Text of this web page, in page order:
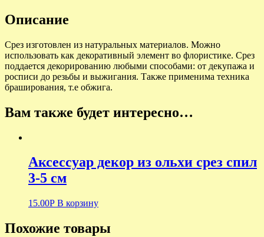
Описание
Срез изготовлен из натуральных материалов. Можно
использовать как декоративный элемент во флористике. Срез
поддается декорированию любыми способами: от декупажа и
росписи до резьбы и выжигания. Также применима техника
браширования, т.е обжига.
Вам также будет интересно…
Аксессуар декор из ольхи срез спил
3-5 см
15.00Р В корзину
Похожие товары